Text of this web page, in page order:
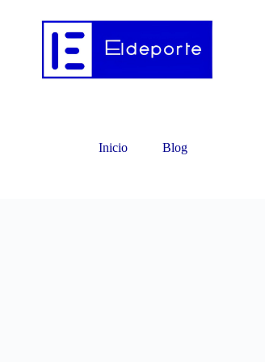
Inicio Blog